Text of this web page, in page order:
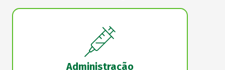
Administração